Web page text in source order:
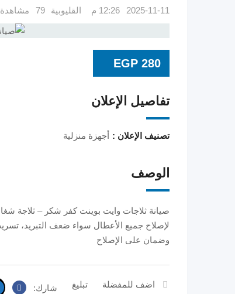
2025-11-11 12:26 م القليوبية 79 مشاهدة
EGP 280
تفاصيل الإعلان
تصنيف الإعلان : أجهزة منزلية
الوصف
صيانة ثلاجات وايت بوينت كفر شكر – ثلاجة
لإصلاح جميع الأعطال سواء ضعف التبريد،
وضمان على الإصلاح
اضف للمفضلة تبليغ شارك: